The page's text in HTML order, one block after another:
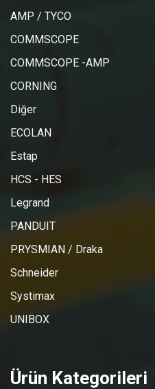
AMP / TYCO
COMMSCOPE
COMMSCOPE -AMP
CORNING
Diğer
ECOLAN
Estap
HCS - HES
Legrand
PANDUIT
PRYSMIAN / Draka
Schneider
Systimax
UNIBOX
Ürün Kategorileri